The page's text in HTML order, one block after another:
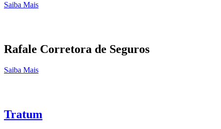
Saiba Mais
Rafale Corretora de Seguros
Saiba Mais
Tratum